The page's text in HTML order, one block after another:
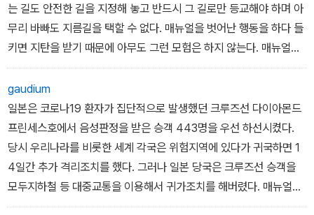
켰다. 이를 ‘6월 봉기’라고 한다. 1832년 6월 5일부터 6일, 이틀에
걸친 봉기에서 주로 학생들이 중심이 된 혁명군은 군주제 폐지를 주
장했다. 하지만 시민들의 참여가 저조했던 탓에 진압군 73명과 저항
낭만주의 시인이자 소설가로서, 또 정치인이자 휴머니스트로서 빅토
르 위고는 이 작품에서 대혁명으로 왕을 끌어내렸지만 곧 왕보다 더
한 황제가 등극했고, 황제가 쫓겨나고 다시 왕이 세워졌으나 세상은
여전히 비참할 뿐이었다고 고발한다. 1885년 폐렴으로 사망한 그의
유언장에는 가난한 사람들의 관 제작비로 5만 파운드를 남긴다고 되
어 있었다. 가난하고 비참한 이들을 위한 연민과 죽은 자들에게 남긴
두 번째는 ‘이데올로기 시대’다. ‘모더니즘 시대’라고도 한다. 관념을
예술로 재현하는 데 집중하던 시기다. 그 출발은 인상주의를 기점으
로 한다. ‘예술사의 춘추전국 시대’라고 할 수 있을 정도로 여러 사조
와 ‘이즘’이 잇따라 생겨났다.
세 번째는 ‘다원화 시대’, 혹은 ‘탈역사적 시대’라고 한다. 이때부터 예
술이라는 이름으로 모든 것을 할 수 있게 되었다. 앤디 워홀의 〈브릴
로 박스〉를 계기로 미술은 모방과 재현, 그리고 관념과 이데올로기에
종말을 고하게 된다. 역사적인 맥락에서 벗어나는 탈 역사적 다원화
의 시대가 도래한 것이다.
-「7장 단박에 읽는 서양미술사」 중에서
는 길도 안전한 길을 지정해 놓고 반드시 그 길로만 등교해야 하며 아
무리 바빠도 지름길을 택할 수 없다. 매뉴얼을 벗어난 행동을 하다 들
키면 지탄을 받기 때문에 아무도 그런 모험은 하지 않는다. 매뉴얼이
먼저 수정되어야 새로운 행동이 가능한 것이다.
gaudium
일본은 코로나19 환자가 집단적으로 발생했던 크루즈선 다이아몬드
프린세스호에서 음성판정을 받은 승객 443명을 우선 하선시켰다.
당시 우리나라를 비롯한 세계 각국은 위험지역에 있다가 귀국하면 1
4일간 추가 격리조치를 했다. 그러나 일본 당국은 크루즈선 승객을
모두지하철 등 대중교통을 이용해서 귀가조치를 해버렸다. 매뉴얼에
없는일이었기 때문이다. 마찬가지로 중국 우한에서 자국민을 특별기